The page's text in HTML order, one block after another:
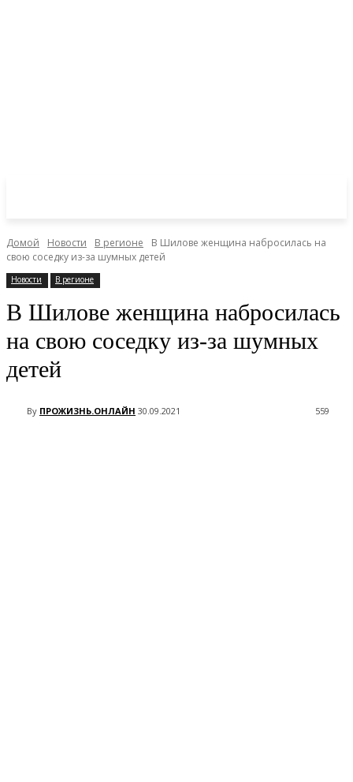
Домой Новости В регионе
В Шилове женщина набросилась на
свою соседку из-за шумных детей
Новости В регионе
В Шилове женщина набросилась
на свою соседку из-за шумных
детей
By ПРОЖИЗНЬ.ОНЛАЙН 30.09.2021 559